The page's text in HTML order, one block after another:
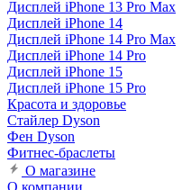
Дисплей iPhone 13 Pro Max
Дисплей iPhone 14
Дисплей iPhone 14 Pro Max
Дисплей iPhone 14 Pro
Дисплей iPhone 15
Дисплей iPhone 15 Pro
Красота и здоровье
Стайлер Dyson
Фен Dyson
Фитнес-браслеты
О магазине
О компании